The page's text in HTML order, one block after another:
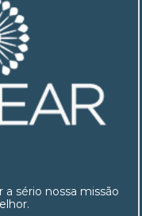
a sério nossa missão